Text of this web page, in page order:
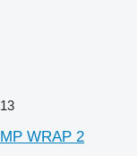
13
MP WRAP 2